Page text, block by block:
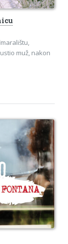
muž, nakon